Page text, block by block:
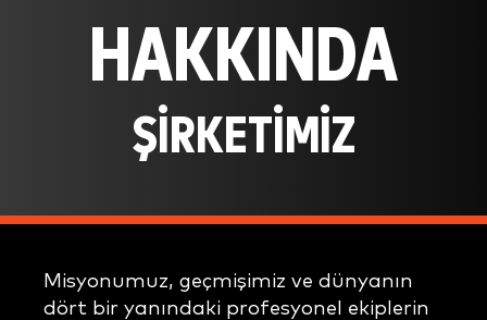
HAKKINDA
ŞİRKETİMİZ
Misyonumuz, geçmişimiz ve dünyanın
dört bir yanındaki profesyonel ekiplerin